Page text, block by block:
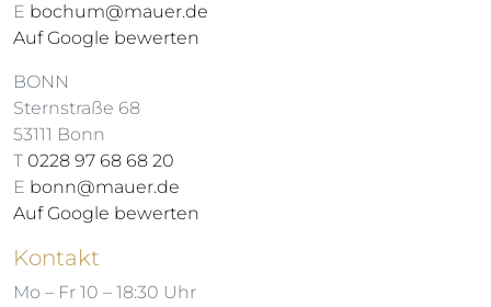
E bochum@mauer.de
Auf Google bewerten
BONN
Sternstraße 68
53111 Bonn
T 0228 97 68 68 20
E bonn@mauer.de
Auf Google bewerten
Kontakt
Mo – Fr 10 – 18:30 Uhr